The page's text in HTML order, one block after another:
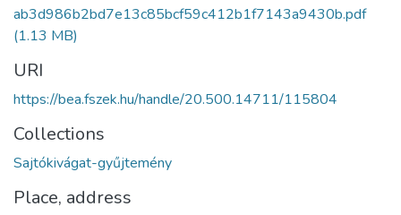
ab3d986b2bd7e13c85bcf59c412b1f7143a9430b.pdf
(1.13 MB)
URI
https://bea.fszek.hu/handle/20.500.14711/115804
Collections
Sajtókivágat-gyűjtemény
Place, address